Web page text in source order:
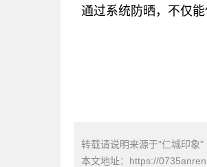
通过系统防晒，不仅
转载请说明来源于"仁城印象"
本文地址： https://